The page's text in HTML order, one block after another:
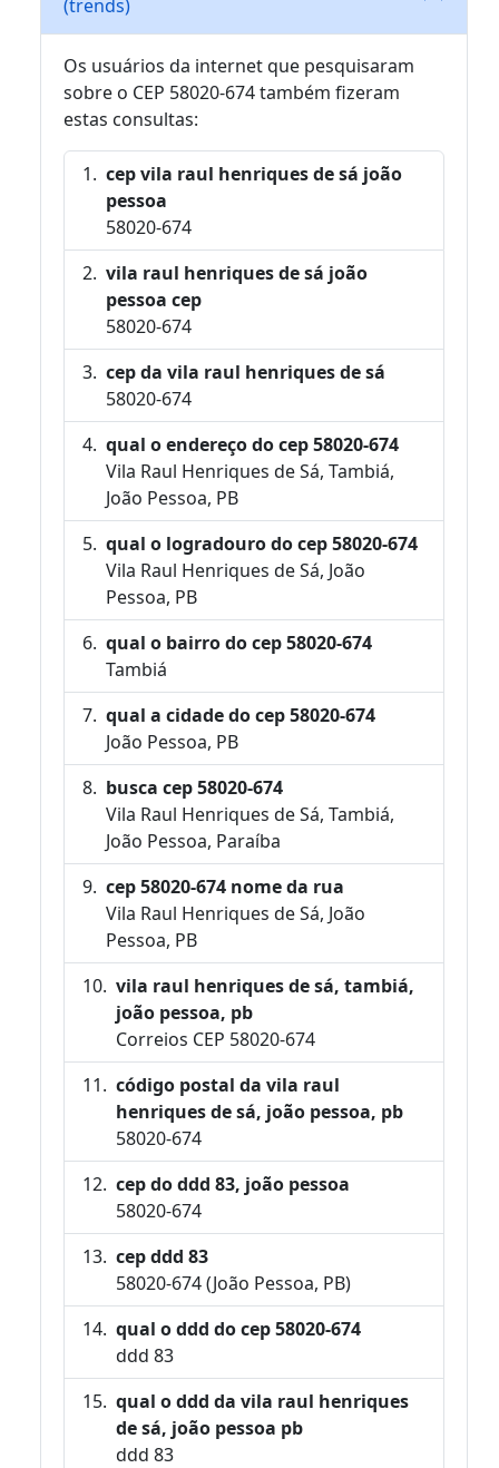
(trends)
Os usuários da internet que pesquisaram
sobre o CEP 58020-674 também fizeram
estas consultas:
cep vila raul henriques de sá joão
pessoa
58020-674
vila raul henriques de sá joão
pessoa cep
58020-674
cep da vila raul henriques de sá
58020-674
qual o endereço do cep 58020-674
Vila Raul Henriques de Sá, Tambiá,
João Pessoa, PB
qual o logradouro do cep 58020-674
Vila Raul Henriques de Sá, João
Pessoa, PB
qual o bairro do cep 58020-674
Tambiá
qual a cidade do cep 58020-674
João Pessoa, PB
busca cep 58020-674
Vila Raul Henriques de Sá, Tambiá,
João Pessoa, Paraíba
cep 58020-674 nome da rua
Vila Raul Henriques de Sá, João
Pessoa, PB
vila raul henriques de sá, tambiá,
joão pessoa, pb
Correios CEP 58020-674
código postal da vila raul
henriques de sá, joão pessoa, pb
58020-674
cep do ddd 83, joão pessoa
58020-674
cep ddd 83
58020-674 (João Pessoa, PB)
qual o ddd do cep 58020-674
ddd 83
qual o ddd da vila raul henriques
de sá, joão pessoa pb
ddd 83